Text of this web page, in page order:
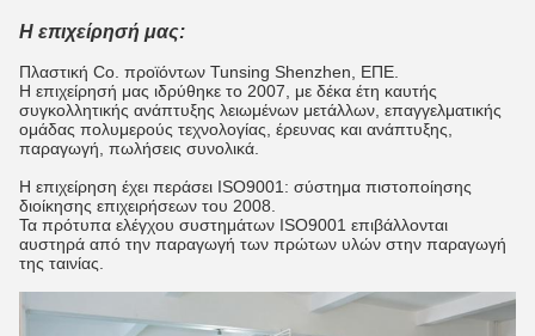
Η επιχείρησή μας:
Πλαστική Co. προϊόντων Tunsing Shenzhen, ΕΠΕ.
Η επιχείρησή μας ιδρύθηκε το 2007, με δέκα έτη καυτής
συγκολλητικής ανάπτυξης λειωμένων μετάλλων, επαγγελματικής
ομάδας πολυμερούς τεχνολογίας, έρευνας και ανάπτυξης,
παραγωγή, πωλήσεις συνολικά.
Η επιχείρηση έχει περάσει ISO9001: σύστημα πιστοποίησης
διοίκησης επιχειρήσεων του 2008.
Τα πρότυπα ελέγχου συστημάτων ISO9001 επιβάλλονται
αυστηρά από την παραγωγή των πρώτων υλών στην παραγωγή
της ταινίας.